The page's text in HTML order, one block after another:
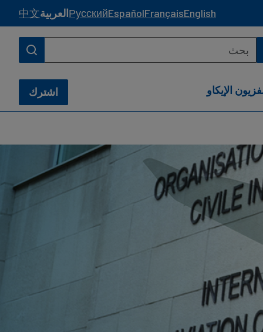
English
Français
Español
Русскийالعربية中文
الإيكاو اشترك